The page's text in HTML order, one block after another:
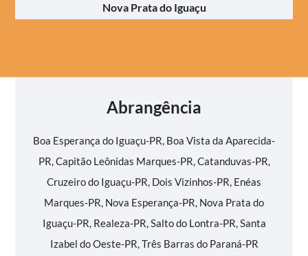
Nova Prata do Iguaçu
Abrangência
Boa Esperança do Iguaçu-PR, Boa Vista da Aparecida-
PR, Capitão Leônidas Marques-PR, Catanduvas-PR,
Cruzeiro do Iguaçu-PR, Dois Vizinhos-PR, Enéas
Marques-PR, Nova Esperança-PR, Nova Prata do
Iguaçu-PR, Realeza-PR, Salto do Lontra-PR, Santa
Izabel do Oeste-PR, Três Barras do Paraná-PR